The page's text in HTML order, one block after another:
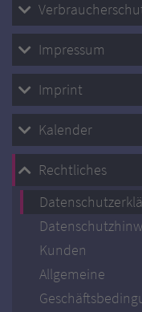
Impressum
Imprint
Kalender
Rechtliches
Kunden
Allgemeine